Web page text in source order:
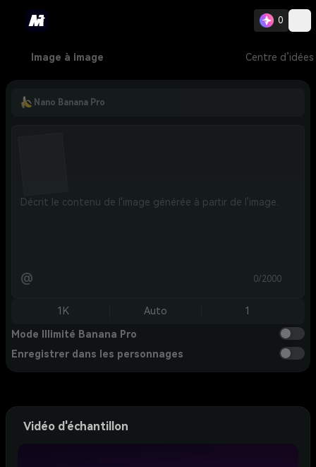
0
Image à image Centre d’idées
Nano Banana Pro
@ 0/2000
1K Auto 1
Mode Illimité Banana Pro
Enregistrer dans les personnages
Vidéo d'échantillon